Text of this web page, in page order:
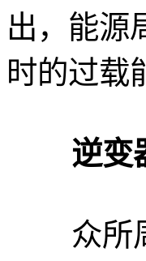
出，能源
时的过载
逆变器
众所周